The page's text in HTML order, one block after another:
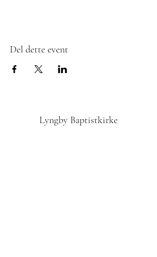
Del dette event
Lyngby Baptistkirke